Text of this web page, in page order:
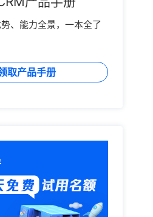
、能力全景，一本全了
取产品手册